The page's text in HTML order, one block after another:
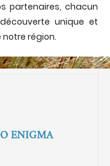
partenaires, chacun
unique et
région.
ENIGMA